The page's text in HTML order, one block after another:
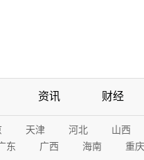
资讯 财经
天津 河北 山西
东 广西 海南 重庆